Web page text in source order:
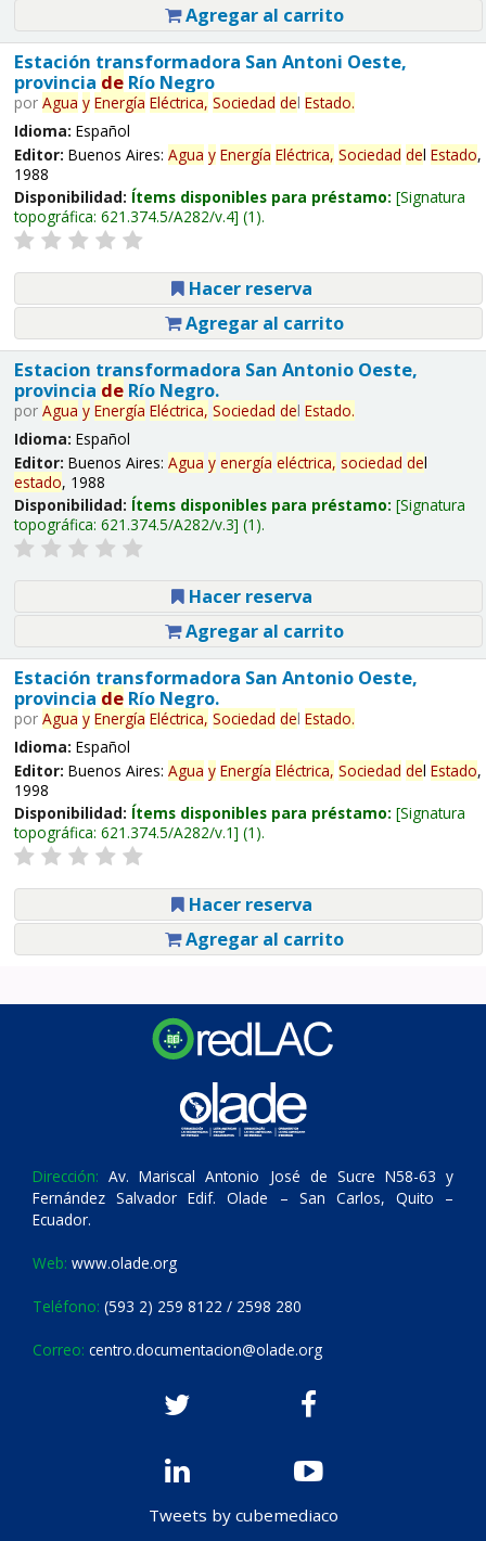
Agregar al carrito
Estación transformadora San Antoni Oeste,
provincia deRío Negro
por Agua y Energía Eléctrica, Sociedad del Estado.
Idioma: Español
Editor: Buenos Aires: Agua y Energía Eléctrica, Sociedad del Estado,
1988
Disponibilidad: Ítems disponibles para préstamo: Signatura
topográfica: 621.374.5/A282/v.4 (1).
Hacer reserva
Agregar al carrito
Estacion transformadora San Antonio Oeste,
provincia deRío Negro.
por Agua y Energía Eléctrica, Sociedad del Estado.
Idioma: Español
Editor: Buenos Aires: Agua y energía eléctrica, sociedad del
estado, 1988
Disponibilidad: Ítems disponibles para préstamo: Signatura
topográfica: 621.374.5/A282/v.3 (1).
Hacer reserva
Agregar al carrito
Estación transformadora San Antonio Oeste,
provincia deRío Negro.
por Agua y Energía Eléctrica, Sociedad del Estado.
Idioma: Español
Editor: Buenos Aires: Agua y Energía Eléctrica, Sociedad del Estado,
1998
Disponibilidad: Ítems disponibles para préstamo: Signatura
topográfica: 621.374.5/A282/v.1 (1).
Hacer reserva
Agregar al carrito
Dirección: Av. Mariscal Antonio José de Sucre N58-63 y
Fernández Salvador Edif. Olade – San Carlos, Quito –
Ecuador.
Web: www.olade.org
Teléfono: (593 2) 259 8122 / 2598 280
Correo: centro.documentacion@olade.org
Tweets by cubemediaco